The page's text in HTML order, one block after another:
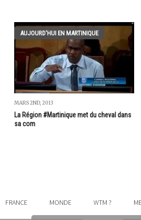
AUJOURD'HUI EN MARTINIQUE
MARS 2ND, 2013
La Région #Martinique met du cheval dans
sa com
FRANCE MONDE WTM ?